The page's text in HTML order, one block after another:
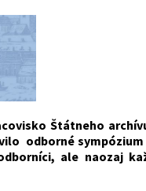
Štátneho
odborné
ale naozaj